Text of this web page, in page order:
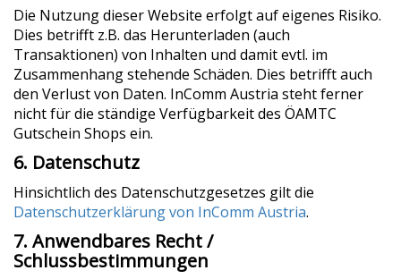
Die Nutzung dieser Website erfolgt auf eigenes Risiko.
Dies betrifft z.B. das Herunterladen (auch
Transaktionen) von Inhalten und damit evtl. im
Zusammenhang stehende Schäden. Dies betrifft auch
den Verlust von Daten. InComm Austria steht ferner
nicht für die ständige Verfügbarkeit des ÖAMTC
Gutschein Shops ein.
6. Datenschutz
Hinsichtlich des Datenschutzgesetzes gilt die
Datenschutzerklärung von InComm Austria.
7. Anwendbares Recht /
Schlussbestimmungen